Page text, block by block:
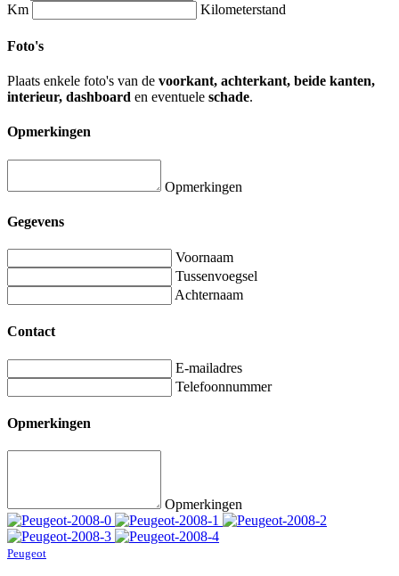
Km
Kilometerstand
Foto's
Plaats enkele foto's van de voorkant, achterkant, beide kanten,
interieur, dashboard en eventuele schade.
Opmerkingen
Opmerkingen
Gegevens
Voornaam
Tussenvoegsel
Achternaam
Contact
E-mailadres
Telefoonnummer
Opmerkingen
Opmerkingen
Peugeot